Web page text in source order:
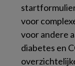
voor
voor andere
diabetes en